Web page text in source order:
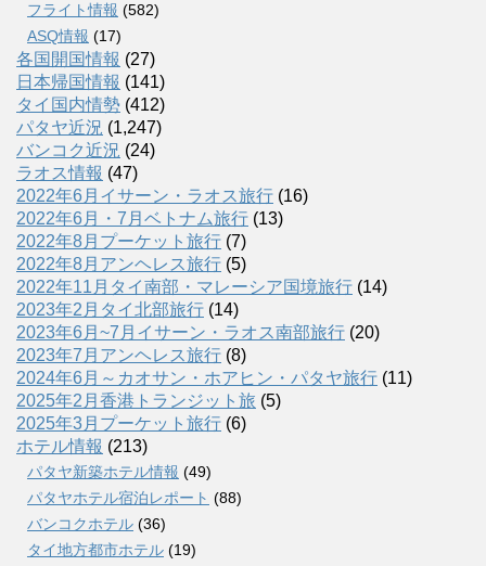
フライト情報 (582)
ASQ情報 (17)
各国開国情報 (27)
日本帰国情報 (141)
タイ国内情勢 (412)
パタヤ近況 (1,247)
バンコク近況 (24)
ラオス情報 (47)
2022年6月イサーン・ラオス旅行 (16)
2022年6月・7月ベトナム旅行 (13)
2022年8月プーケット旅行 (7)
2022年8月アンヘレス旅行 (5)
2022年11月タイ南部・マレーシア国境旅行 (14)
2023年2月タイ北部旅行 (14)
2023年6月~7月イサーン・ラオス南部旅行 (20)
2023年7月アンヘレス旅行 (8)
2024年6月～カオサン・ホアヒン・パタヤ旅行 (11)
2025年2月香港トランジット旅 (5)
2025年3月プーケット旅行 (6)
ホテル情報 (213)
パタヤ新築ホテル情報 (49)
パタヤホテル宿泊レポート (88)
バンコクホテル (36)
タイ地方都市ホテル (19)